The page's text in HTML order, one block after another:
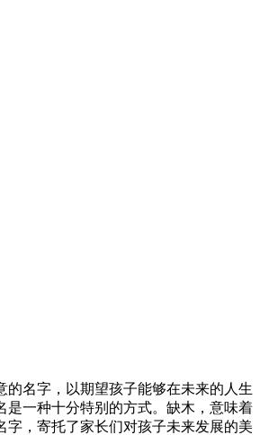
名字，以期望孩子能够在未来的人生
一种十分特别的方式。缺木，意味着
，寄托了家长们对孩子未来发展的美